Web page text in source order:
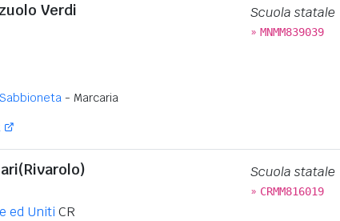
Verdi
- Marcaria
Scuola statale
» MNMM839039
ed Uniti CR
Scuola statale
» CRMM816019